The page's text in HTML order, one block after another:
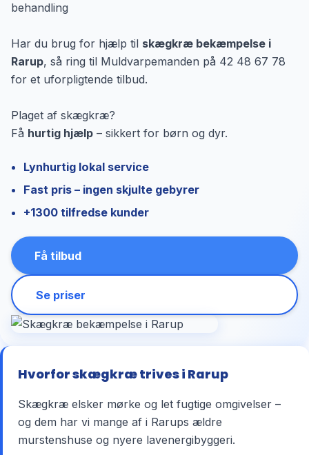
behandling
Har du brug for hjælp til skægkræ bekæmpelse i
Rarup, så ring til Muldvarpemanden på 42 48 67 78
for et uforpligtende tilbud.
Plaget af skægkræ?
Få hurtig hjælp – sikkert for børn og dyr.
Lynhurtig lokal service
Fast pris – ingen skjulte gebyrer
+1300 tilfredse kunder
Få tilbud
Se priser
Hvorfor skægkræ trives i Rarup
Skægkræ elsker mørke og let fugtige omgivelser –
og dem har vi mange af i Rarups ældre
murstenshuse og nyere lavenergibyggeri.